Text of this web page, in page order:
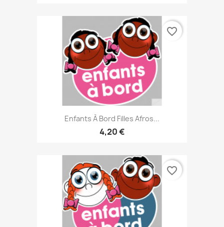
Enfants À Bord Filles Afros...
4,20 €
favorite_border
favorite_border